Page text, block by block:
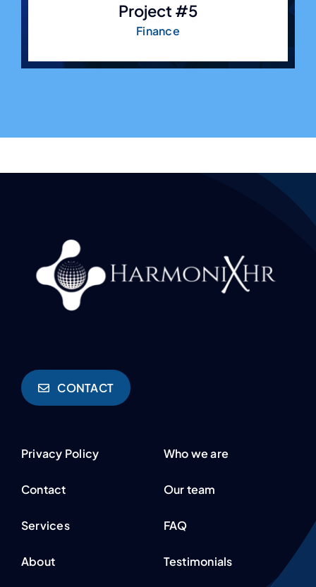
Project #5
Finance
CONTACT
Privacy Policy
Contact
Services
About
Who we are
Our team
FAQ
Testimonials